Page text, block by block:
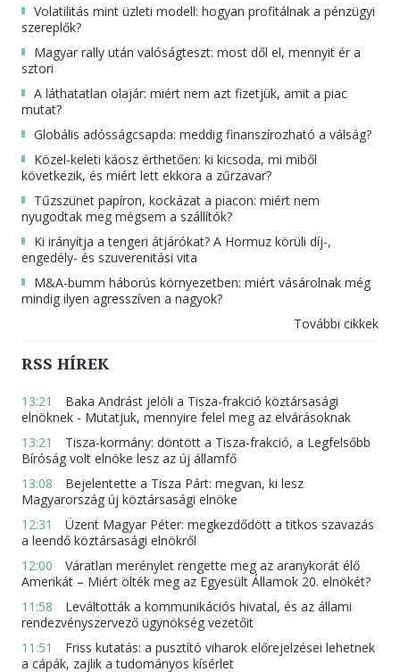
Volatilitás mint üzleti modell: hogyan profitálnak a pénzügyi
szereplők?
Magyar rally után valóságteszt: most dől el, mennyit ér a
sztori
A láthatatlan olajár: miért nem azt fizetjük, amit a piac
mutat?
Globális adósságcsapda: meddig finanszírozható a válság?
Közel-keleti káosz érthetően: ki kicsoda, mi miből
következik, és miért lett ekkora a zűrzavar?
Tűzszünet papíron, kockázat a piacon: miért nem
nyugodtak meg mégsem a szállítók?
Ki irányítja a tengeri átjárókat? A Hormuz körüli díj-,
engedély- és szuverenitási vita
M&A-bumm háborús környezetben: miért vásárolnak még
mindig ilyen agresszíven a nagyok?
További cikkek
RSS HÍREK
13:21
Baka Andrást jelöli a Tisza-frakció köztársasági
elnöknek - Mutatjuk, mennyire felel meg az elvárásoknak
13:21
Tisza-kormány: döntött a Tisza-frakció, a Legfelsőbb
Bíróság volt elnöke lesz az új államfő
13:08
Bejelentette a Tisza Párt: megvan, ki lesz
Magyarország új köztársasági elnöke
12:31
Üzent Magyar Péter: megkezdődött a titkos szavazás
a leendő köztársasági elnökről
12:00
Váratlan merénylet rengette meg az aranykorát élő
Amerikát – Miért ölték meg az Egyesült Államok 20. elnökét?
11:58
Leváltották a kommunikációs hivatal, és az állami
rendezvényszervező ügynökség vezetőit
11:51
Friss kutatás: a pusztító viharok előrejelzései lehetnek
a cápák, zajlik a tudományos kísérlet